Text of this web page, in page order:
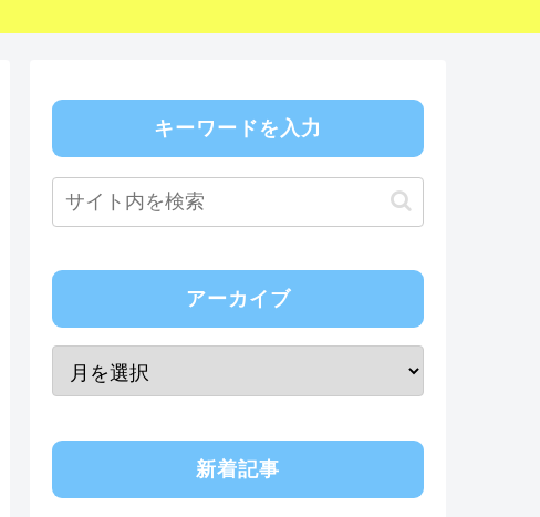
キーワードを入力
アーカイブ
新着記事